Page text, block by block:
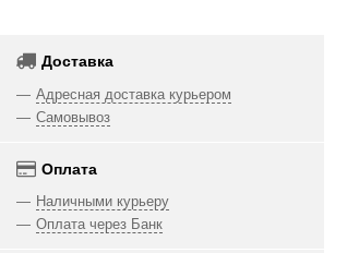
Доставка
Адресная доставка курьером
Самовывоз
Оплата
Наличными курьеру
Оплата через Банк